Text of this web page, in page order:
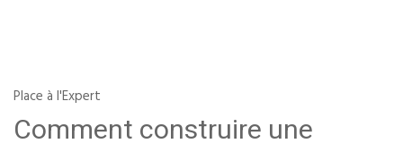
Place à l'Expert
Comment construire une